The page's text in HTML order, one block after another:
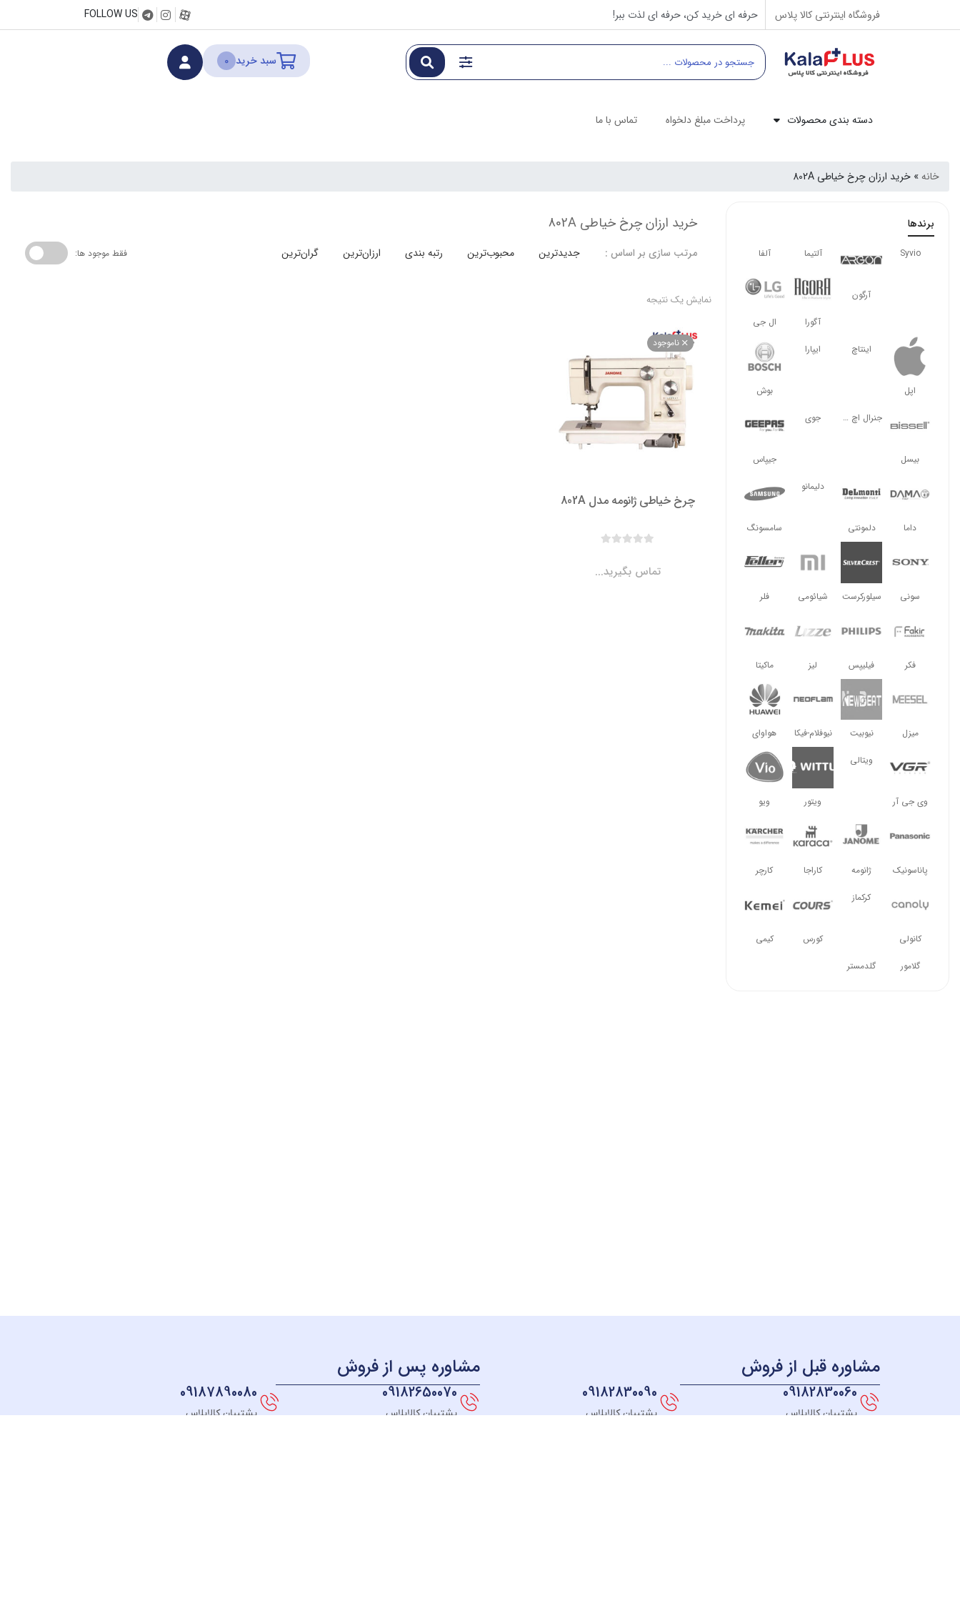
فروشگاه اینترنتی کالا پلاس حرفه ای خرید کن، حرفه ای لذت ببر! FOLLOW US
سبد خرید 0
دسته بندی محصولات پرداخت مبلغ دلخواه تماس با ما
خانه» خرید ارزان چرخ خیاطی 802A
خرید ارزان چرخ خیاطی 802A
مرتب سازی بر اساس : جدیدترین محبوب‌ترین رتبه بندی ارزان‌ترین گران‌ترین فقط موجود ها:
نمایش یک نتیجه
ناموجود
چرخ خیاطی ژانومه مدل 802A
تماس بگیرید...
برندها
Syvio
آرگون
آلتیما آلفا
آگورا ال جی
اپل
اینتاچ ایپارا
بوش
بیسل
جنرال اچ ال جوی
جیپاس
داما دلمونتی
دلیمانو
سامسونگ
سونی سیلورکرست شیائومی فلر
فکر فیلیپس لیز ماکیتا
میزل نیوبیت نیوفلام-فیکا هواوای
وی جی آر
ویتالی
ویتور ویو
پاناسونیک ژانومه کاراجا کارچر
کانولی
کرکماز
کورس
کیمی
گلامور
گلدمستر
مشاوره قبل از فروش
09182830060
پشتیبان کالاپلاس
09182830090
پشتیبان کالاپلاس
مشاوره پس از فروش
09182650070
پشتیبان کالاپلاس
09187890080
پشتیبان کالاپلاس